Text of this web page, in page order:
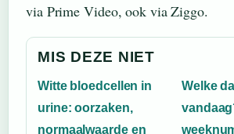
via Prime Video, ook via Ziggo.
MIS DEZE NIET
Witte bloedcellen in
urine: oorzaken,
normaalwaarde en
Welke